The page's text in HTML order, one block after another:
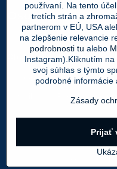
Osobný odber
Navštívte našu predajňu -
Obuv LEON, Mlynská 21,
Váš Objednaný tovar si
vyzdvihnúť v PO - PIA 9:00
©
Predvoľby súkromia
Vytvorené
používaní. Na tento
tretích strán a
partnerom v EÚ, USA
na zlepšenie relevancie
podrobnosti tu alebo
Instagram).Kliknutím na
svoj súhlas s týmto
podrobné informácie
Zásady
Prijať